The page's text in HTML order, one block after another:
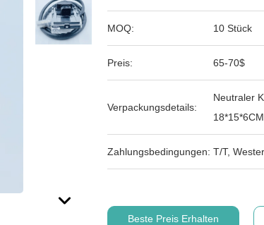
MOQ: 10 Stück
Preis: 65-70$
Verpackungsdetails:
Neutraler
Zahlungsbedingungen: T/T,
Beste Preis Erhalten